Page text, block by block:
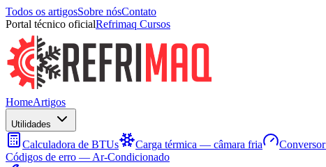
Todos os artigosSobre nósContato
Portal técnico oficialRefrimaq Cursos
HomeArtigos
Utilidades
Calculadora de BTUs Carga térmica — câmara fria
Códigos de erro — Ar-Condicionado